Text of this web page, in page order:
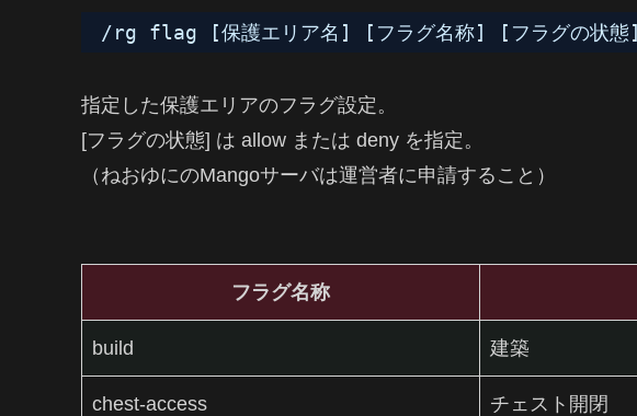
/rg flag [保護エリア名] [フラグ名称] [フラグの状態]
指定した保護エリアのフラグ設定。
[フラグの状態] は allow または deny を指定。
（ねおゆにのMangoサーバは運営者に申請すること）
フラグ名称
build 建築
chest-access チェスト開閉